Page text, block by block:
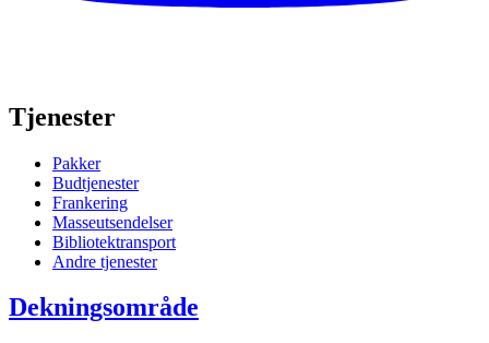
Tjenester
Pakker
Budtjenester
Frankering
Masseutsendelser
Bibliotektransport
Andre tjenester
Dekningsområde